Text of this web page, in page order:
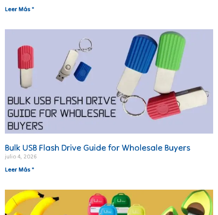
Leer Más "
Bulk USB Flash Drive Guide for Wholesale Buyers
julio 4, 2026
Leer Más "